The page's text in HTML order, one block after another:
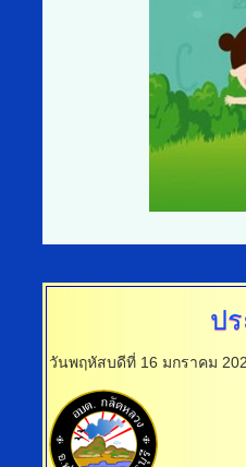
ป
วันพฤหัสบดีที่ 16 มกราคม